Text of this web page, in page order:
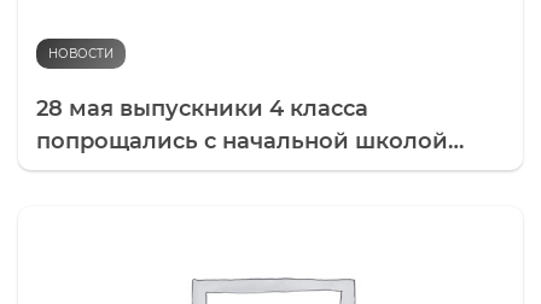
НОВОСТИ
28 мая выпускники 4 класса
попрощались с начальной школой…